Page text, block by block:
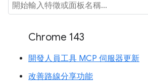
Chrome 143
開發人員工具 MCP 伺服器更新
改善路線分享功能